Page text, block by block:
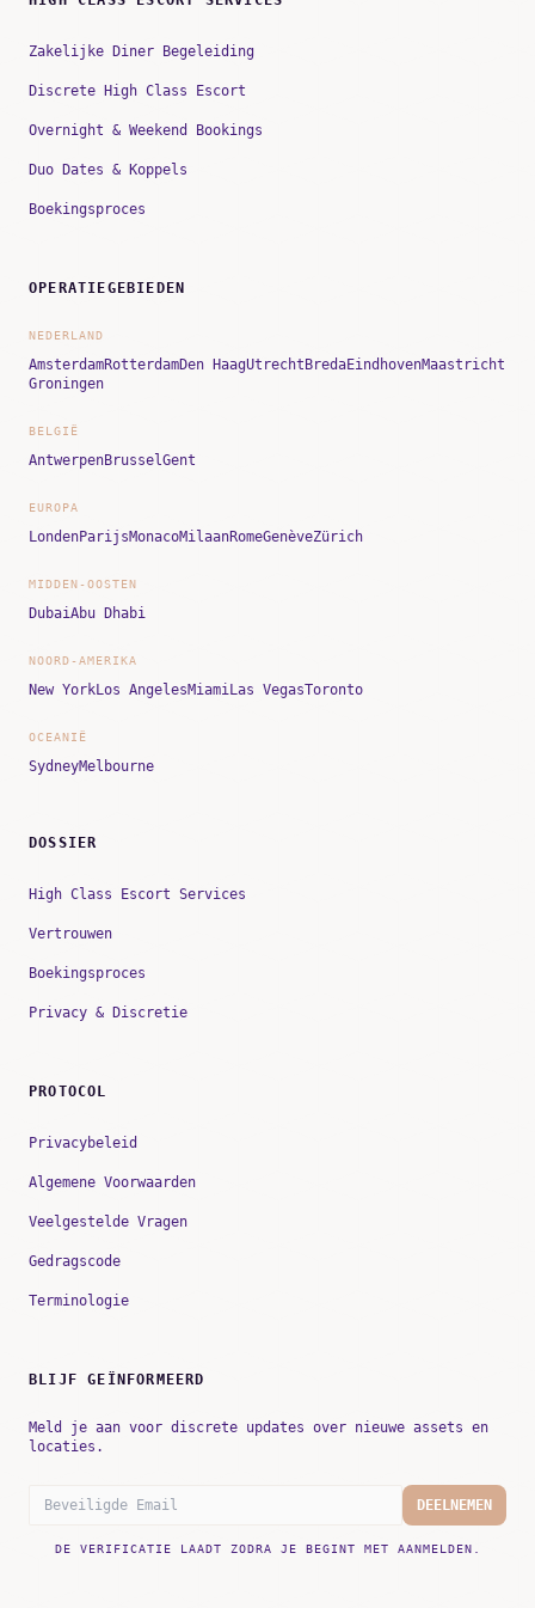
Zakelijke Diner Begeleiding
Discrete High Class Escort
Overnight & Weekend Bookings
Duo Dates & Koppels
Boekingsproces
OPERATIEGEBIEDEN
NEDERLAND
AmsterdamRotterdamDen HaagUtrecht BredaEindhovenMaastricht
Groningen
BELGIË
AntwerpenBrusselGent
EUROPA
LondenParijsMonacoMilaanRomeGenèveZürich
MIDDEN-OOSTEN
DubaiAbu Dhabi
NOORD-AMERIKA
New YorkLos AngelesMiamiLas VegasToronto
OCEANIË
SydneyMelbourne
DOSSIER
High Class Escort Services
Vertrouwen
Boekingsproces
Privacy & Discretie
PROTOCOL
Privacybeleid
Algemene Voorwaarden
Veelgestelde Vragen
Gedragscode
Terminologie
BLIJF GEÏNFORMEERD
Meld je aan voor discrete updates over nieuwe assets en
locaties.
DEELNEMEN
DE VERIFICATIE LAADT ZODRA JE BEGINT MET AANMELDEN.